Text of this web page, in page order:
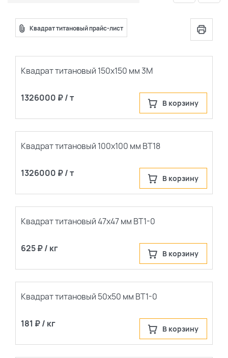
по цене (сначала дешевые)
популярные
сначала новые
Квадрат титановый прайс-лист
Квадрат титановый 150х150 мм 3М
1326000 ₽ / т В корзину
Квадрат титановый 100х100 мм ВТ18
1326000 ₽ / т В корзину
Квадрат титановый 47х47 мм ВТ1-0
625 ₽ / кг В корзину
Квадрат титановый 50х50 мм ВТ1-0
181 ₽ / кг В корзину